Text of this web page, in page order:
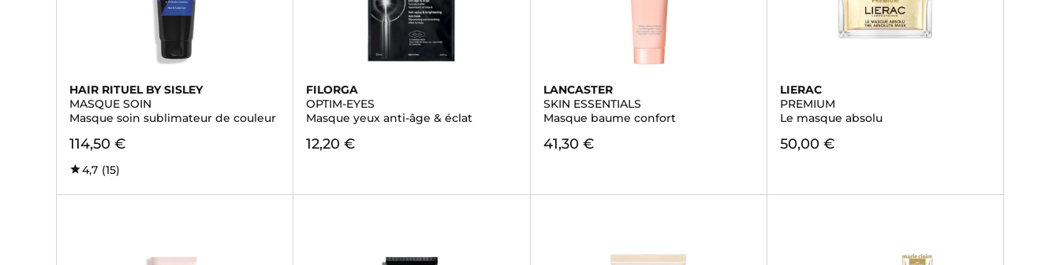
HAIR RITUEL BY SISLEY
MASQUE SOIN
Masque soin sublimateur de couleur
114,50 €
4,7 (15)
FILORGA
OPTIM-EYES
Masque yeux anti-âge & éclat
12,20 €
LANCASTER
SKIN ESSENTIALS
Masque baume confort
41,30 €
LIERAC
PREMIUM
Le masque absolu
50,00 €